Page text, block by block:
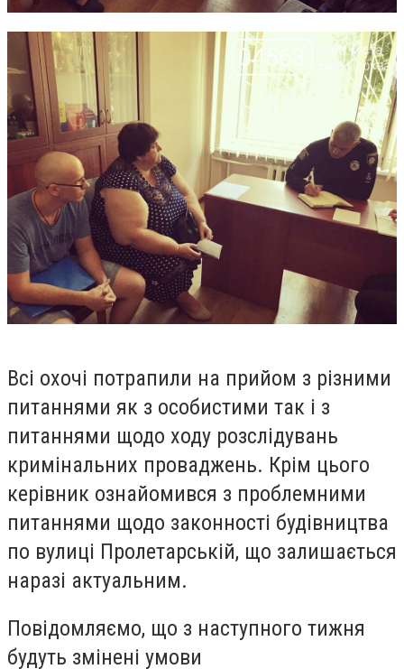
Всі охочі потрапили на прийом з різними
питаннями як з особистими так і з
питаннями щодо ходу розслідувань
кримінальних проваджень. Крім цього
керівник ознайомився з проблемними
питаннями щодо законності будівництва
по вулиці Пролетарській, що залишається
наразі актуальним.
Повідомляємо, що з наступного тижня
будуть змінені умови